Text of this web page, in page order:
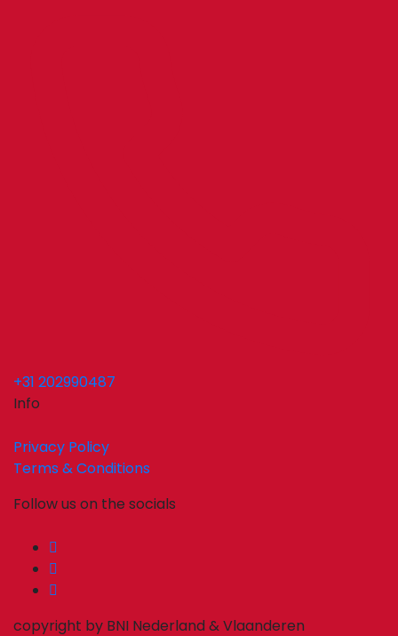
+31 202990487
Info
Privacy Policy
Terms & Conditions
Follow us on the socials
copyright by BNI Nederland & Vlaanderen